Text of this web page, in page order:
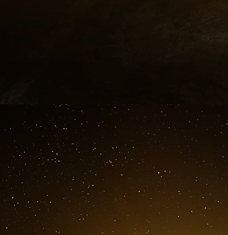
à l’extension des producteurs aux bénéfices
du prix des terres. » Cela signifie que la
agricole, fera disparaitre les petits
La loi de réforme agricole rendra
agriculteurs
Les petits exploitants agricoles ne pourront
cause des prix élevés, mais aussi parce que
les agriculteurs espèrent bénéficier du droit
locataires actuels, cette clause peut
plus puissants, puisque de nombreux